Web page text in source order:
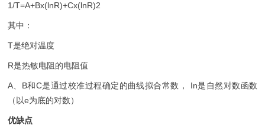
1/T=A+Bx(lnR)+Cx(lnR)2
其中：
T是绝对温度
R是热敏电阻的电阻值
A、B和C是通过校准过程确定的曲线拟合常数， In是自然对数函数
（以e为底的对数）
优缺点